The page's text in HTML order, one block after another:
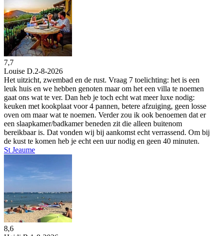
7,7
Louise D.2-8-2026
Het uitzicht, zwembad en de rust. Vraag 7 toelichting: het is een
leuk huis en we hebben genoten maar om het een villa te noemen
gaat ons wat te ver. Dan heb je toch echt wat meer luxe nodig:
keuken met kookplaat voor 4 pannen, betere afzuiging, geen losse
oven om maar wat te noemen. Verder zou ik ook benoemen dat er
een slaapkamer/badkamer beneden zit die alleen buitenom
bereikbaar is. Dat vonden wij bij aankomst echt verrassend. Om bij
de kust te komen heb je echt een uur nodig en geen 40 minuten.
St Jeaume
8,6